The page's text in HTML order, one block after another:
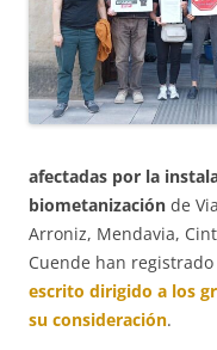
afectadas por la
biometanización de
Arroniz, Mendavia,
Cuende han
escrito dirigido a los
su consideración.